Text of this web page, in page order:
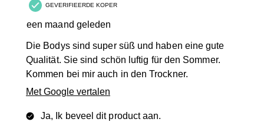
GEVERIFIEERDE KOPER
een maand geleden
Die Bodys sind super süß und haben eine gute
Qualität. Sie sind schön luftig für den Sommer.
Kommen bei mir auch in den Trockner.
Met Google vertalen
Ja, Ik beveel dit product aan.